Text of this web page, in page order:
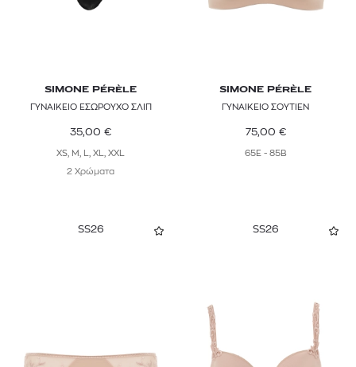
SIMONE PÉRÈLE
ΓΥΝΑΙΚΕΙΟ ΕΣΩΡΟΥΧΟ ΣΛΙΠ
35,00 €
XS, M, L, XL, XXL
2 Χρώματα
SIMONE PÉRÈLE
ΓΥΝΑΙΚΕΙΟ ΣΟΥΤΙΕΝ
75,00 €
65E - 85B
SS26 SS26